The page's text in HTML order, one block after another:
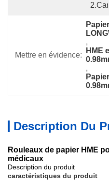
Mettre en évidence:
,
HME
,
Description Du
Rouleaux de papier HME
médicaux
Description du produit
caractéristiques du produit